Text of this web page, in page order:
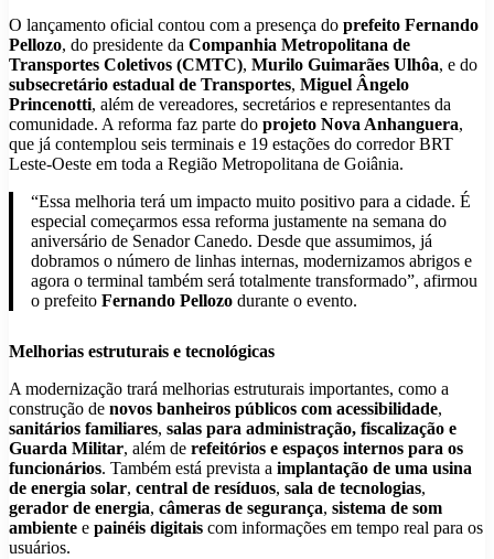
O lançamento oficial contou com a presença do prefeito Fernando
Pellozo, do presidente da Companhia Metropolitana de
Transportes Coletivos (CMTC), Murilo Guimarães Ulhôa, e do
subsecretário estadual de Transportes, Miguel Ângelo
Princenotti, além de vereadores, secretários e representantes da
comunidade. A reforma faz parte do projeto Nova Anhanguera,
que já contemplou seis terminais e 19 estações do corredor BRT
Leste-Oeste em toda a Região Metropolitana de Goiânia.
“Essa melhoria terá um impacto muito positivo para a cidade. É
especial começarmos essa reforma justamente na semana do
aniversário de Senador Canedo. Desde que assumimos, já
dobramos o número de linhas internas, modernizamos abrigos e
agora o terminal também será totalmente transformado”, afirmou
o prefeito Fernando Pellozo durante o evento.
Melhorias estruturais e tecnológicas
A modernização trará melhorias estruturais importantes, como a
construção de novos banheiros públicos com acessibilidade,
sanitários familiares, salas para administração, fiscalização e
Guarda Militar, além de refeitórios e espaços internos para os
funcionários. Também está prevista a implantação de uma usina
de energia solar, central de resíduos, sala de tecnologias,
gerador de energia, câmeras de segurança, sistema de som
ambiente e painéis digitais com informações em tempo real para os
usuários.